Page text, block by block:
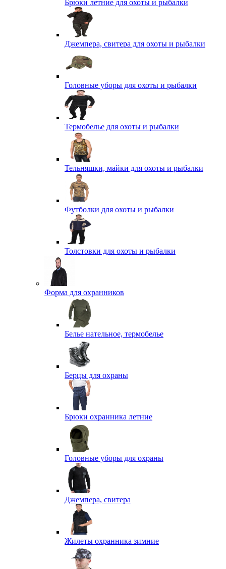
Брюки летние для охоты и рыбалки
Джемпера, свитера для охоты и рыбалки
Головные уборы для охоты и рыбалки
Термобелье для охоты и рыбалки
Тельняшки, майки для охоты и рыбалки
Футболки для охоты и рыбалки
Толстовки для охоты и рыбалки
Форма для охранников
Белье нательное, термобелье
Берцы для охраны
Брюки охранника летние
Головные уборы для охраны
Джемпера, свитера
Жилеты охранника зимние